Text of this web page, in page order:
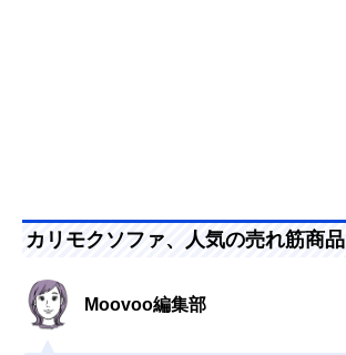
カリモクソファ、人気の売れ筋商品
Moovoo編集部